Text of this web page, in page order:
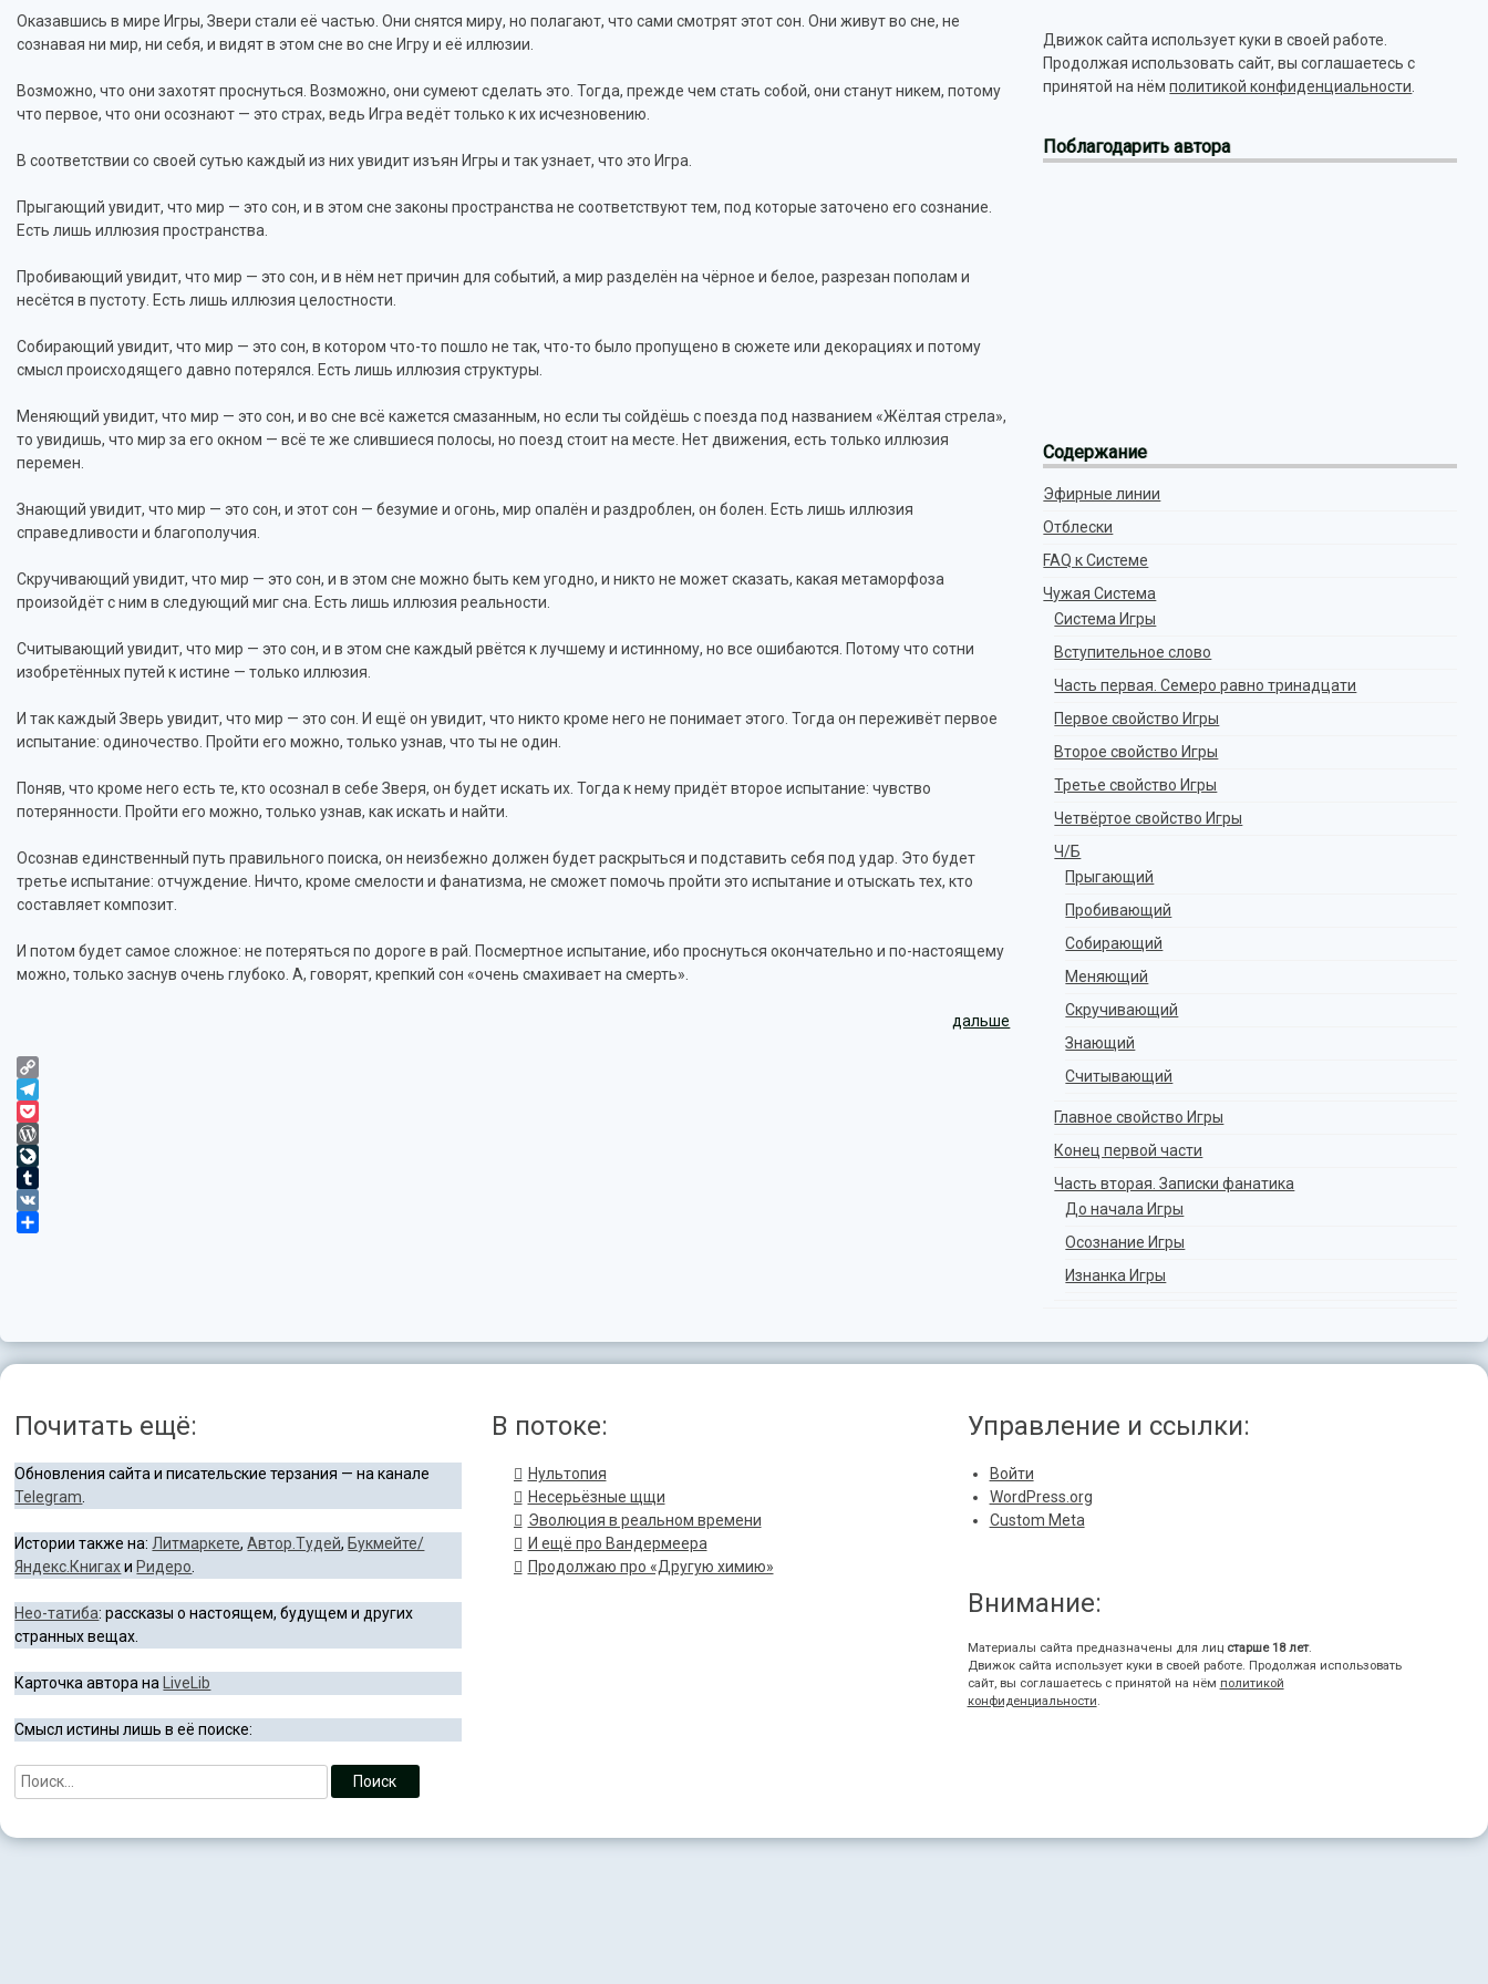
Оказавшись в мире Игры, Звери стали её частью. Они снятся миру, но полагают, что сами смотрят этот сон. Они живут во сне, не
сознавая ни мир, ни себя, и видят в этом сне во сне Игру и её иллюзии.
Возможно, что они захотят проснуться. Возможно, они сумеют сделать это. Тогда, прежде чем стать собой, они станут никем, потому
что первое, что они осознают — это страх, ведь Игра ведёт только к их исчезновению.
В соответствии со своей сутью каждый из них увидит изъян Игры и так узнает, что это Игра.
Прыгающий увидит, что мир — это сон, и в этом сне законы пространства не соответствуют тем, под которые заточено его сознание.
Есть лишь иллюзия пространства.
Пробивающий увидит, что мир — это сон, и в нём нет причин для событий, а мир разделён на чёрное и белое, разрезан пополам и
несётся в пустоту. Есть лишь иллюзия целостности.
Собирающий увидит, что мир — это сон, в котором что-то пошло не так, что-то было пропущено в сюжете или декорациях и потому
смысл происходящего давно потерялся. Есть лишь иллюзия структуры.
Меняющий увидит, что мир — это сон, и во сне всё кажется смазанным, но если ты сойдёшь с поезда под названием «Жёлтая стрела»,
то увидишь, что мир за его окном — всё те же слившиеся полосы, но поезд стоит на месте. Нет движения, есть только иллюзия
перемен.
Знающий увидит, что мир — это сон, и этот сон — безумие и огонь, мир опалён и раздроблен, он болен. Есть лишь иллюзия
справедливости и благополучия.
Скручивающий увидит, что мир — это сон, и в этом сне можно быть кем угодно, и никто не может сказать, какая метаморфоза
произойдёт с ним в следующий миг сна. Есть лишь иллюзия реальности.
Считывающий увидит, что мир — это сон, и в этом сне каждый рвётся к лучшему и истинному, но все ошибаются. Потому что сотни
изобретённых путей к истине — только иллюзия.
И так каждый Зверь увидит, что мир — это сон. И ещё он увидит, что никто кроме него не понимает этого. Тогда он переживёт первое
испытание: одиночество. Пройти его можно, только узнав, что ты не один.
Поняв, что кроме него есть те, кто осознал в себе Зверя, он будет искать их. Тогда к нему придёт второе испытание: чувство
потерянности. Пройти его можно, только узнав, как искать и найти.
Осознав единственный путь правильного поиска, он неизбежно должен будет раскрыться и подставить себя под удар. Это будет
третье испытание: отчуждение. Ничто, кроме смелости и фанатизма, не сможет помочь пройти это испытание и отыскать тех, кто
составляет композит.
И потом будет самое сложное: не потеряться по дороге в рай. Посмертное испытание, ибо проснуться окончательно и по-настоящему
можно, только заснув очень глубоко. А, говорят, крепкий сон «очень смахивает на смерть».
дальше
Copy
Link
Telegram
Pocket
WordPress
LiveJournal
Tumblr
VK
Движок сайта использует куки в своей работе.
Продолжая использовать сайт, вы соглашаетесь с
принятой на нёмполитикой конфиденциальности
Поблагодарить автора
Содержание
Эфирные линии
Отблески
FAQ к Системе
Чужая Система
Система Игры
Вступительное слово
Часть первая. Семеро равно тринадцати
Первое свойство Игры
Второе свойство Игры
Третье свойство Игры
Четвёртое свойство Игры
Ч/Б
Прыгающий
Пробивающий
Собирающий
Меняющий
Скручивающий
Знающий
Считывающий
Главное свойство Игры
Конец первой части
Часть вторая. Записки фанатика
До начала Игры
Осознание Игры
Изнанка Игры
Почитать ещё:
Обновления сайта и писательские терзания — на канале
Telegram.
Истории также на:Литмаркете,Автор.Тудей, Букмейте/
Яндекс.Книгахи Ридеро.
Нео-татиба: рассказы о настоящем, будущем и других
странных вещах.
Карточка автора на LiveLib
Смысл истины лишь в её поиске:
В потоке:
Нультопия
Несерьёзные щщи
Эволюция в реальном времени
И ещё про Вандермеера
Продолжаю про «Другую химию»
Управление и ссылки:
Войти
WordPress.org
Custom Meta
Внимание:
Материалы сайта предназначены для лиц старше 18 лет.
Движок сайта использует куки в своей работе. Продолжая использовать
сайт, вы соглашаетесь с принятой на нём политикой
конфиденциальности.